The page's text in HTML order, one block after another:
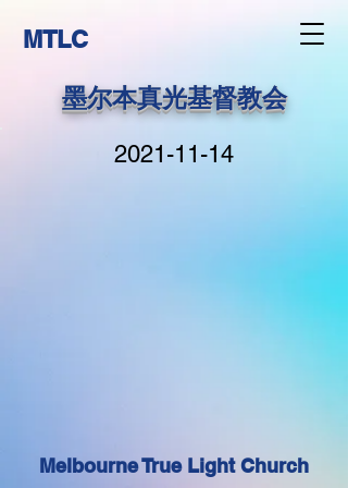
MTLC
墨尔本真光基督教会
2021-11-14
Melbourne True Light Church